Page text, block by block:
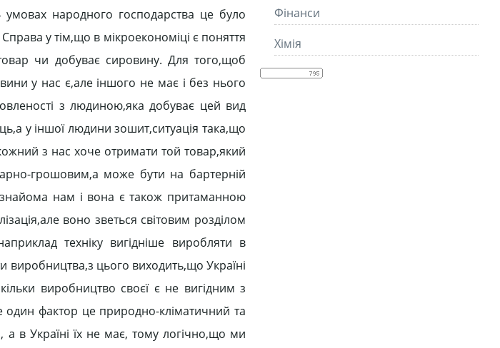
умовах народного господарства це було
у тім,що в мікроекономіці є поняття
чи добуває сировину. Для того,щоб
у нас є,але іншого не має і без нього
з людиною,яка добуває цей вид
у іншої людини зошит,ситуація така,що
з нас хоче отримати той товар,який
грошовим,а може бути на бартерній
знайома нам і вона є також притаманною
воно зветься світовим розділом
техніку вигідніше виробляти в
виробництва,з цього виходить,що Україні
виробництво своєї є не вигідним з
один фактор це природно-кліматичний та
а в Україні їх не має, тому логічно,що ми
Фінанси
Хімія